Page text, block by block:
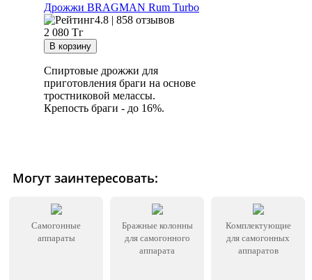
Дрожжи BRAGMAN Rum Turbo
4.8 | 858 отзывов
2 080 Тг
Спиртовые дрожжи для
приготовления браги на основе
тростниковой мелассы.
Крепость браги - до 16%.
Могут заинтересовать:
Самогонные
аппараты
Бражные колонны
для самогонного
аппарата
Комплектующие
для самогонных
аппаратов